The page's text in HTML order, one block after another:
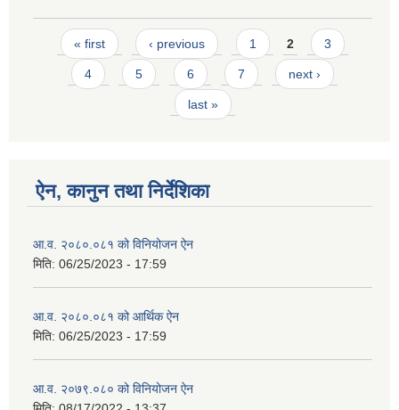
Pages
« first ‹ previous 1 2 3
4 5 6 7 next ›
last »
ऐन, कानुन तथा निर्देशिका
आ.व. २०८०.०८१ को विनियोजन ऐन
मिति: 06/25/2023 - 17:59
आ.व. २०८०.०८१ को आर्थिक ऐन
मिति: 06/25/2023 - 17:59
आ.व. २०७९.०८० को विनियोजन ऐन